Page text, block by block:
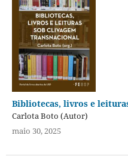
Bibliotecas, livros e
Carlota Boto (Autor)
maio 30, 2025